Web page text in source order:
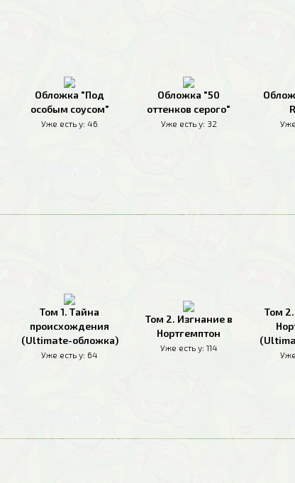
Обложка "Под
особым соусом"
Уже есть у: 46
Обложка "50
оттенков серого"
Уже есть у: 32
Том 1. Тайна
происхождения
(Ultimate-обложка)
Уже есть у: 64
Том 2. Изгнание в
Нортгемптон
Уже есть у: 114
Том